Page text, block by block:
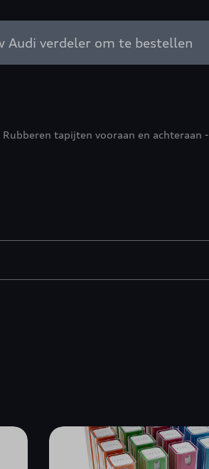
Audi verdeler om te bestellen
tapijten vooraan en achteraan -